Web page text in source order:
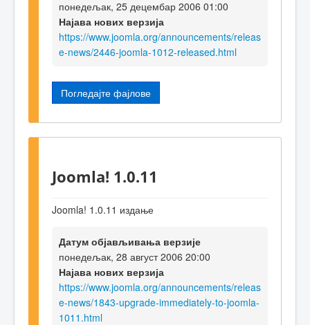
понедељак, 25 децембар 2006 01:00
Најава нових верзија
https://www.joomla.org/announcements/releas
e-news/2446-joomla-1012-released.html
Погледајте фајлове
Joomla! 1.0.11
Joomla! 1.0.11 издање
Датум објављивања верзије
понедељак, 28 август 2006 20:00
Најава нових верзија
https://www.joomla.org/announcements/releas
e-news/1843-upgrade-immediately-to-joomla-
1011.html